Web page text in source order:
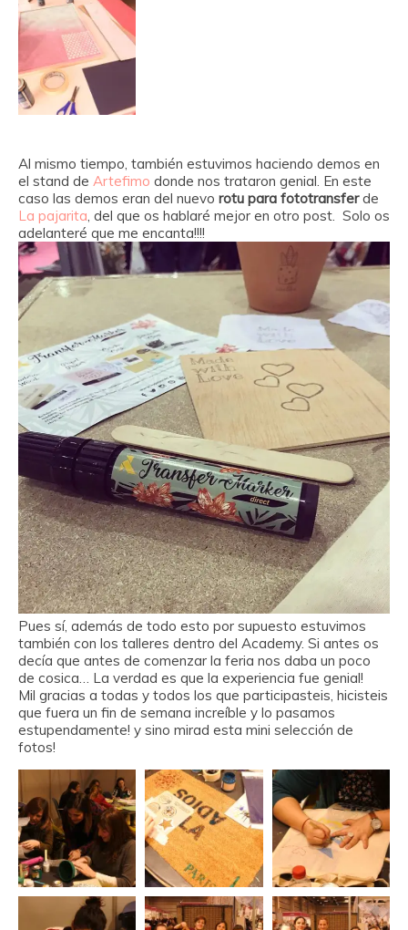
Al mismo tiempo, también estuvimos haciendo demos en
el stand de Artefimo donde nos trataron genial. En este
caso las demos eran del nuevo rotu para fototransferde
La pajarita, del que os hablaré mejor en otro post. Solo os
adelanteré que me encanta!!!!
Pues sí, además de todo esto por supuesto estuvimos
también con los talleres dentro del Academy. Si antes os
decía que antes de comenzar la feria nos daba un poco
de cosica… La verdad es que la experiencia fue genial!
Mil gracias a todas y todos los que participasteis, hicisteis
que fuera un fin de semana increíble y lo pasamos
estupendamente! y sino mirad esta mini selección de
fotos!